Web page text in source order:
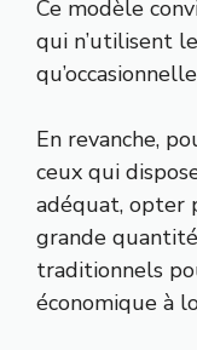
Ce modèle
qui n’utilisent
En revanche,
ceux qui
adéquat, opter
grande
traditionnels
économique à